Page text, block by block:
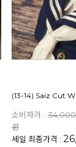
(13-14) Saiz Cut
소비자가 :
원
세일 최종가격 :